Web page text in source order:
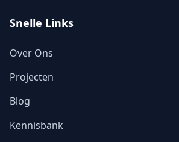
Snelle Links
Over Ons
Projecten
Blog
Kennisbank